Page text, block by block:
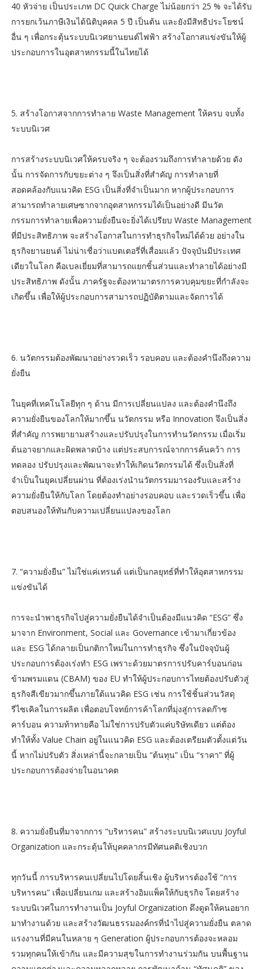
40 หัวจ่าย เป็นประเภท DC Quick Charge ไม่น้อยกว่า 25 % จะได้รับ
การยกเว้นภาษีเงินได้นิติบุคคล 5 ปี เป็นต้น และยังมีสิทธิประโยชน์
อื่น ๆ เพื่อกระตุ้นระบบนิเวศยานยนต์ไฟฟ้า สร้างโอกาสแข่งขันให้ผู้
ประกอบการในอุตสาหกรรมนี้ในไทยได้
5. สร้างโอกาสจากการทำลาย Waste Management ให้ครบ จบทั้ง
ระบบนิเวศ
การสร้างระบบนิเวศให้ครบจริง ๆ จะต้องรวมถึงการทำลายด้วย ดัง
นั้น การจัดการกับขยะต่าง ๆ จึงเป็นสิ่งที่สำคัญ การทำลายที่
สอดคล้องกับแนวคิด ESG เป็นสิ่งที่จำเป็นมาก หากผู้ประกอบการ
สามารถทำลายเศษซากจากอุตสาหกรรมได้เป็นอย่างดี มีนวัต
กรรมการทำลายเพื่อความยั่งยืนจะยิ่งได้เปรียบ Waste Management
ที่มีประสิทธิภาพ จะสร้างโอกาสในการทำธุรกิจใหม่ได้ด้วย อย่างใน
ธุรกิจยานยนต์ ไม่น่าเชื่อว่าแบตเตอรี่ที่เสื่อมแล้ว ปัจจุบันมีประเทศ
เดียวในโลก คือเบลเยี่ยมที่สามารถแยกชิ้นส่วนและทำลายได้อย่างมี
ประสิทธิภาพ ดังนั้น ภาครัฐจะต้องหามาตรการควบคุมขยะที่กำลังจะ
เกิดขึ้น เพื่อให้ผู้ประกอบการสามารถปฏิบัติตามและจัดการได้
6. นวัตกรรมต้องพัฒนาอย่างรวดเร็ว รอบคอบ และต้องคำนึงถึงความ
ยั่งยืน
ในยุคที่เทคโนโลยีทุก ๆ ด้าน มีการเปลี่ยนแปลง และต้องคำนึงถึง
ความยั่งยืนของโลกให้มากขึ้น นวัตกรรม หรือ Innovation จึงเป็นสิ่ง
ที่สำคัญ การพยายามสร้างและปรับปรุงในการทำนวัตกรรม เมื่อเริ่ม
ต้นอาจยากและผิดพลาดบ้าง แต่ประสบการณ์จากการค้นคว้า การ
ทดลอง ปรับปรุงและพัฒนาจะทำให้เกิดนวัตกรรมได้ ซึ่งเป็นสิ่งที่
จำเป็นในยุคเปลี่ยนผ่าน ที่ต้องเร่งนำนวัตกรรมมารองรับและสร้าง
ความยั่งยืนให้กับโลก โดยต้องทำอย่างรอบคอบ และรวดเร็วขึ้น เพื่อ
ตอบสนองให้ทันกับความเปลี่ยนแปลงของโลก
7. “ความยั่งยืน” ไม่ใช่แค่เทรนด์ แต่เป็นกลยุทธ์ที่ทำให้อุตสาหกรรม
แข่งขันได้
การจะนำพาธุรกิจไปสู่ความยั่งยืนได้จำเป็นต้องมีแนวคิด “ESG” ซึ่ง
มาจาก Environment, Social และ Governance เข้ามาเกี่ยวข้อง
และ ESG ได้กลายเป็นกติกาใหม่ในการทำธุรกิจ ซึ่งในปัจจุบันผู้
ประกอบการต้องเร่งทำ ESG เพราะด้วยมาตรการปรับคาร์บอนก่อน
ข้ามพรมแดน (CBAM) ของ EU ทำให้ผู้ประกอบการไทยต้องปรับตัวสู่
ธุรกิจสีเขียวมากขึ้นภายใต้แนวคิด ESG เช่น การใช้ชิ้นส่วนวัสดุ
รีไซเคิลในการผลิต เพื่อตอบโจทย์การค้าโลกที่มุ่งสู่การลดก๊าซ
คาร์บอน ความท้าทายคือ ไม่ใช่การปรับตัวแค่บริษัทเดียว แต่ต้อง
ทำให้ทั้ง Value Chain อยู่ในแนวคิด ESG และต้องเตรียมตัวตั้งแต่วัน
นี้ หากไม่ปรับตัว สิ่งเหล่านี้จะกลายเป็น “ต้นทุน” เป็น “ราคา” ที่ผู้
ประกอบการต้องจ่ายในอนาคต
8. ความยั่งยืนที่มาจากการ “บริหารคน” สร้างระบบนิเวศแบบ Joyful
Organization และกระตุ้นให้บุคคลากรมีทัศนคติเชิงบวก
ทุกวันนี้ การบริหารคนเปลี่ยนไปโดยสิ้นเชิง ผู้บริหารต้องใช้ “การ
บริหารคน” เพื่อเปลี่ยนเกม และสร้างอิมแพ็คให้กับธุรกิจ โดยสร้าง
ระบบนิเวศในการทำงานเป็น Joyful Organization ดึงดูดให้คนอยาก
มาทำงานด้วย และสร้างวัฒนธรรมองค์กรที่นำไปสู่ความยั่งยืน ตลาด
แรงงานที่มีคนในหลาย ๆ Generation ผู้ประกอบการต้องจะหลอม
รวมทุกคนให้เข้ากัน และมีความสุขในการทำงานร่วมกัน บนพื้นฐาน